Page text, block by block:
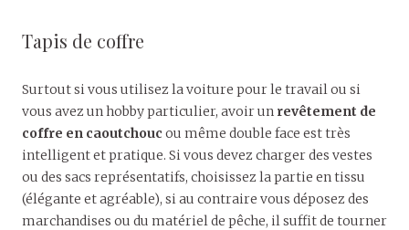
Tapis de coffre
Surtout si vous utilisez la voiture pour le travail ou si
vous avez un hobby particulier, avoir un revêtement de
coffre en caoutchouc ou même double face est très
intelligent et pratique. Si vous devez charger des vestes
ou des sacs représentatifs, choisissez la partie en tissu
(élégante et agréable), si au contraire vous déposez des
marchandises ou du matériel de pêche, il suffit de tourner